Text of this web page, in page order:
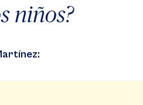
niños?